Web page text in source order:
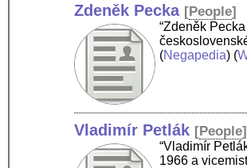
Zdeněk Pecka [People]
“Zdeněk
(Negapedia) (
Vladimír Petlák [People]
“Vladimír
1966 a